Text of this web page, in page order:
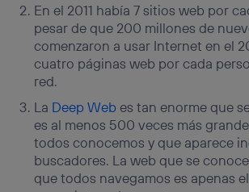
En el 2011 había 7 sitios web por
pesar de que 200 millones de
comenzaron a usar Internet en el
cuatro páginas web por cada
red.
La Deep Webes tan enorme que
es al menos 500 veces más
todos conocemos y que aparece
buscadores. La web que se
que todos navegamos es apenas